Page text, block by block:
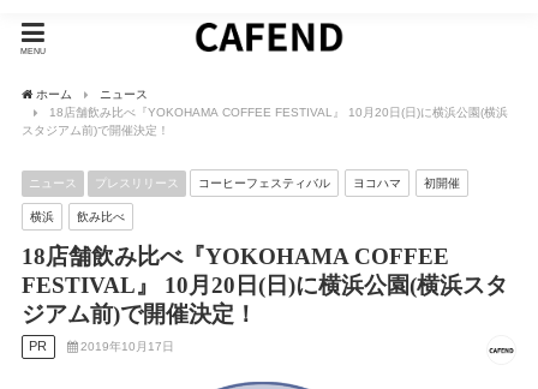
MENU
ホーム
ニュース
18店舗飲み比べ『YOKOHAMA COFFEE FESTIVAL』 10月20日(日)に横浜公園(横浜
スタジアム前)で開催決定！
ニュース プレスリリース コーヒーフェスティバル ヨコハマ 初開催
横浜 飲み比べ
18店舗飲み比べ『YOKOHAMA COFFEE
FESTIVAL』 10月20日(日)に横浜公園(横浜スタ
ジアム前)で開催決定！
PR 2019年10月17日